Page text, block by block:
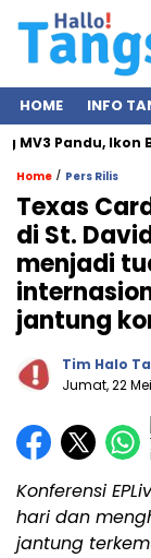
HOME INFO
Pandu, Ikon
Home / Pers Rilis
Texas
di St.
menjadi
jantung
Tim Halo
Jumat, 22
Konferensi
hari dan
jantung